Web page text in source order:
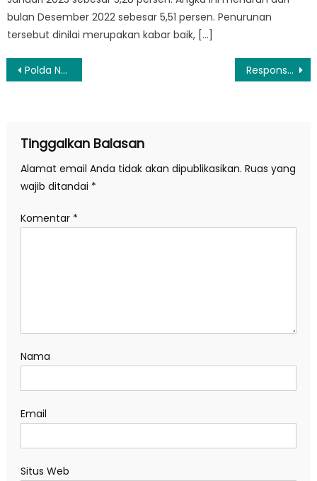
bulan Desember 2022 sebesar 5,51 persen. Penurunan
tersebut dinilai merupakan kabar baik, […]
Navigasi
Polda NTB Gelar Rekonstruksi Kasus Pelecehan Seksual Agus Buntung, Ada 49 Adegan Respons Istana soal Teka-Teki Pengganti Miftah di Utusan Khusus Presiden
Tinggalkan Balasan
Alamat email Anda tidak akan dipublikasikan. Ruas yang
wajib ditandai *
Komentar *
Nama
Email
Situs Web